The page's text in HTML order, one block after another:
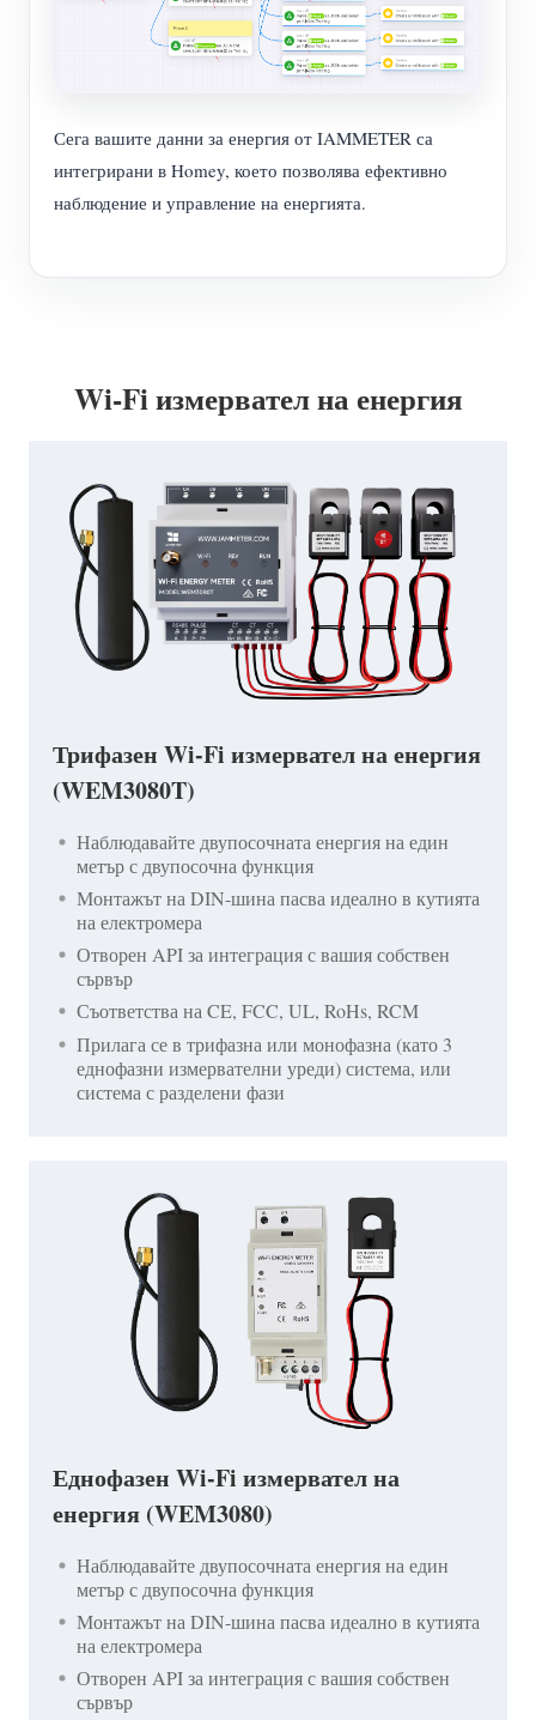
Сега вашите данни за енергия от IAMMETER са
интегрирани в Homey, което позволява ефективно
наблюдение и управление на енергията.
Wi-Fi измервател на енергия
Трифазен Wi-Fi измервател на енергия
(WEM3080T)
Наблюдавайте двупосочната енергия на един
метър с двупосочна функция
Монтажът на DIN-шина пасва идеално в кутията
на електромера
Отворен API за интеграция с вашия собствен
сървър
Съответства на CE, FCC, UL, RoHs, RCM
Прилага се в трифазна или монофазна (като 3
еднофазни измервателни уреди) система, или
система с разделени фази
Еднофазен Wi-Fi измервател на
енергия (WEM3080)
Наблюдавайте двупосочната енергия на един
метър с двупосочна функция
Монтажът на DIN-шина пасва идеално в кутията
на електромера
Отворен API за интеграция с вашия собствен
сървър